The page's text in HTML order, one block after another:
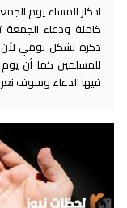
اذكار المساء يوم
كاملة ودعاء
ذكره بشكل يومي لأن
للمسلمين كما أن يوم
فيها الدعاء وسوف